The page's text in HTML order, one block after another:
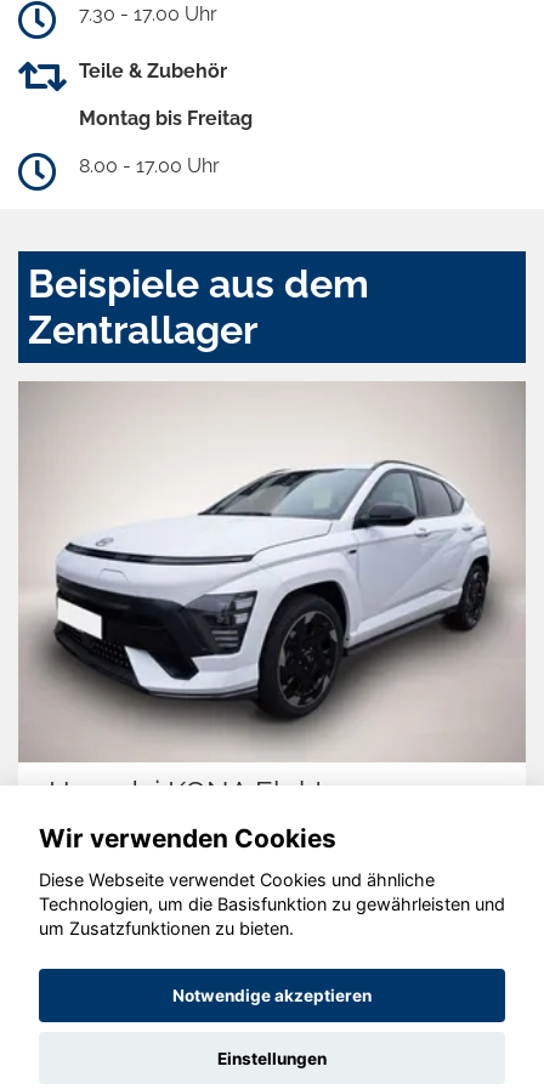
7.30 - 17.00 Uhr
Teile & Zubehör
Montag bis Freitag
8.00 - 17.00 Uhr
Beispiele aus dem
Zentrallager
Hyundai KONA Elektro
© konjunkturmotor.de GmbH 2020 - 2026
Wir verwenden Cookies
Diese Webseite verwendet Cookies und ähnliche
Technologien, um die Basisfunktion zu gewährleisten und
um Zusatzfunktionen zu bieten.
Notwendige akzeptieren
Einstellungen